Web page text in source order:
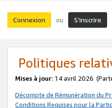
Connexion ou S’inscrire
Politiques
Mises à jour: 14 avril 2026
Décompte de Rémunération du
Conditions Requises pour la